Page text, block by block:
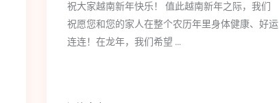
祝大家越南新年快乐！ 值此越南新年之际，我们
祝愿您和您的家人在整个农历年里身体健康、好运
连连！在龙年，我们希望 …